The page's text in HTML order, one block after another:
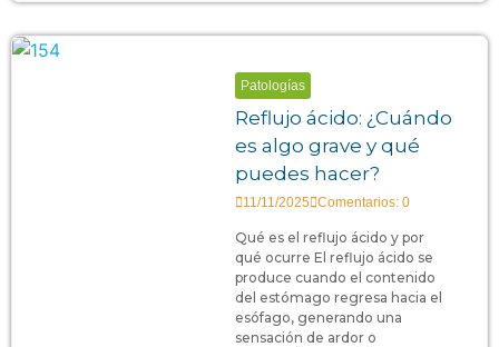
Patologías
Reflujo ácido: ¿Cuándo
es algo grave y qué
puedes hacer?
11/11/2025 Comentarios: 0
Qué es el reflujo ácido y por
qué ocurre El reflujo ácido se
produce cuando el contenido
del estómago regresa hacia el
esófago, generando una
sensación de ardor o